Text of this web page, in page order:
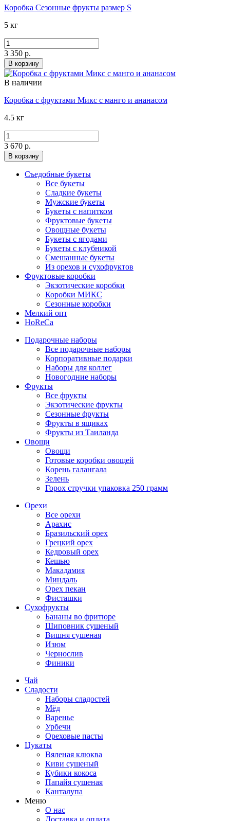
Коробка Сезонные фрукты размер S
5 кг
3 350 р.
В корзину
В наличии
Коробка с фруктами Микс с манго и ананасом
4.5 кг
3 670 р.
В корзину
Съедобные букеты
Все букеты
Сладкие букеты
Мужские букеты
Букеты с напитком
Фруктовые букеты
Овощные букеты
Букеты с ягодами
Букеты с клубникой
Смешанные букеты
Из орехов и сухофруктов
Фруктовые коробки
Экзотические коробки
Коробки МИКС
Сезонные коробки
Мелкий опт
HoReCa
Подарочные наборы
Все подарочные наборы
Корпоративные подарки
Наборы для коллег
Новогодние наборы
Фрукты
Все фрукты
Экзотические фрукты
Сезонные фрукты
Фрукты в ящиках
Фрукты из Таиланда
Овощи
Овощи
Готовые коробки овощей
Корень галангала
Зелень
Горох стручки упаковка 250 грамм
Орехи
Все орехи
Арахис
Бразильский орех
Грецкий орех
Кедровый орех
Кешью
Макадамия
Миндаль
Орех пекан
Фисташки
Сухофрукты
Бананы во фритюре
Шиповник сушеный
Вишня сушеная
Изюм
Чернослив
Финики
Чай
Сладости
Наборы сладостей
Мёд
Варенье
Урбечи
Ореховые пасты
Цукаты
Вяленая клюква
Киви сушеный
Кубики кокоса
Папайя сушеная
Канталупа
Меню
О нас